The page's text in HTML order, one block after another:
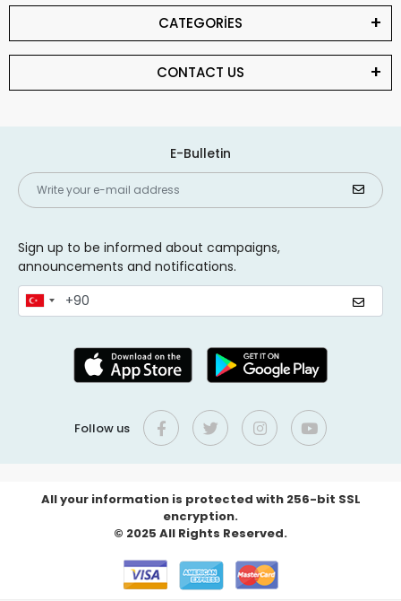
CATEGORİES
CONTACT US
E-Bulletin
Sign up to be informed about campaigns,
announcements and notifications.
Follow us
All your information is protected with 256-bit SSL
encryption.
© 2025 All Rights Reserved.